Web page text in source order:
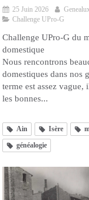
25 Juin 2026
Challenge UPro-G
Challenge UPro-G du
domestique
Nous rencontrons
domestiques dans nos
terme est assez vague,
les bonnes...
Ain Isère
généalogie